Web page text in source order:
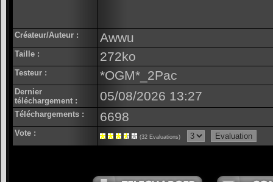
Créateur/Auteur : Awwu
Taille : 272ko
Testeur : *OGM*_2Pac
Dernier
téléchargement :
05/08/2026 13:27
Téléchargements : 6698
Vote : (32 Evaluations)